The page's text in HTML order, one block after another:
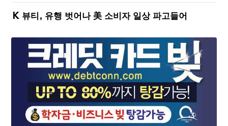
K 뷰티, 유행 벗어나 美 소비자 일상 파고들어